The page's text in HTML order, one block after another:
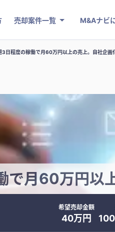
売却案件一覧 M&Aナビ
3日程度の稼働で月60万円以上の売上。自社企画
で月60万円以
希望売却金額
40万円